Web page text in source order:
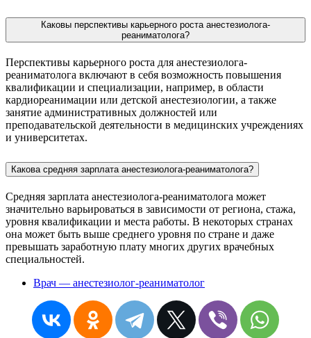
Каковы перспективы карьерного роста анестезиолога-
реаниматолога?
Перспективы карьерного роста для анестезиолога-
реаниматолога включают в себя возможность повышения
квалификации и специализации, например, в области
кардиореанимации или детской анестезиологии, а также
занятие административных должностей или
преподавательской деятельности в медицинских учреждениях
и университетах.
Какова средняя зарплата анестезиолога-реаниматолога?
Средняя зарплата анестезиолога-реаниматолога может
значительно варьироваться в зависимости от региона, стажа,
уровня квалификации и места работы. В некоторых странах
она может быть выше среднего уровня по стране и даже
превышать заработную плату многих других врачебных
специальностей.
Врач — анестезиолог-реаниматолог